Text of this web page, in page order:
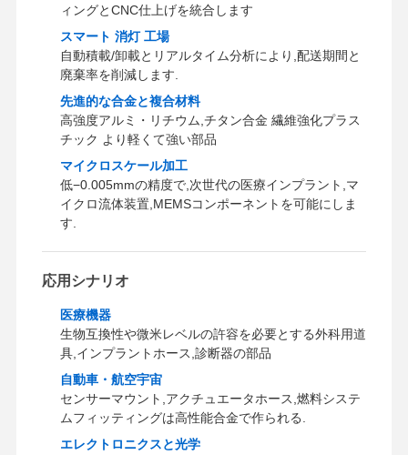
ィングとCNC仕上げを統合します
スマート 消灯 工場
自動積載/卸載とリアルタイム分析により,配送期間と
廃棄率を削減します.
先進的な合金と複合材料
高強度アルミ・リチウム,チタン合金 繊維強化プラス
チック より軽くて強い部品
マイクロスケール加工
低−0.005mmの精度で,次世代の医療インプラント,マ
イクロ流体装置,MEMSコンポーネントを可能にしま
す.
応用シナリオ
医療機器
生物互換性や微米レベルの許容を必要とする外科用道
具,インプラントホース,診断器の部品
自動車・航空宇宙
センサーマウント,アクチュエータホース,燃料システ
ムフィッティングは高性能合金で作られる.
エレクトロニクスと光学